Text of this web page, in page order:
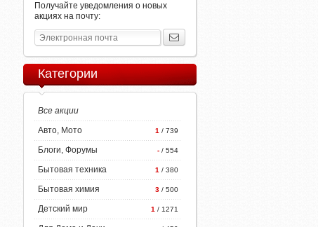
Получайте уведомления о новых
акциях на почту:
Категории
Все акции
1 / 739
Авто, Мото
- / 554
Блоги, Форумы
1 / 380
Бытовая техника
3 / 500
Бытовая химия
1 / 1271
Детский мир